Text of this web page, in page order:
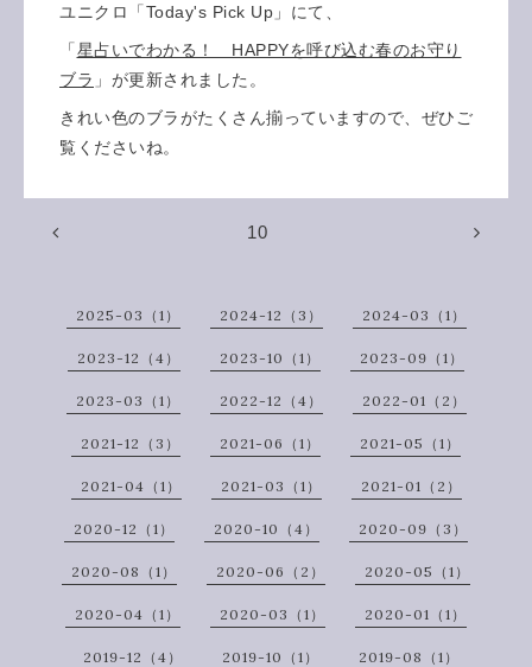
ユニクロ「Today's Pick Up」にて、
「星占いでわかる！ HAPPYを呼び込む春のお守り
ブラ 」が更新されました。
きれい色のブラがたくさん揃っていますので、ぜひご
覧くださいね。
10
2025-03（1） 2024-12（3） 2024-03（1）
2023-12（4） 2023-10（1） 2023-09（1）
2023-03（1） 2022-12（4） 2022-01（2）
2021-12（3） 2021-06（1） 2021-05（1）
2021-04（1） 2021-03（1） 2021-01（2）
2020-12（1） 2020-10（4） 2020-09（3）
2020-08（1） 2020-06（2） 2020-05（1）
2020-04（1） 2020-03（1） 2020-01（1）
2019-12（4） 2019-10（1） 2019-08（1）